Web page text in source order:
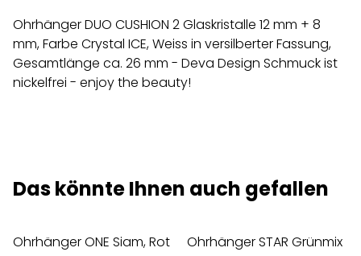
Ohrhänger DUO CUSHION 2 Glaskristalle 12 mm + 8
mm, Farbe Crystal ICE, Weiss in versilberter Fassung,
Gesamtlänge ca. 26 mm - Deva Design Schmuck ist
nickelfrei - enjoy the beauty!
Das könnte Ihnen auch gefallen
Ohrhänger ONE Siam, Rot
Ohrhänger STAR Grünmix